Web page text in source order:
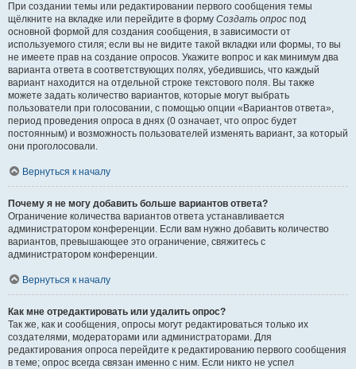
При создании темы или редактировании первого сообщения темы
щёлкните на вкладке или перейдите в форму Создать опрос под
основной формой для создания сообщения, в зависимости от
используемого стиля; если вы не видите такой вкладки или формы, то вы
не имеете прав на создание опросов. Укажите вопрос и как минимум два
варианта ответа в соответствующих полях, убедившись, что каждый
вариант находится на отдельной строке текстового поля. Вы также
можете задать количество вариантов, которые могут выбрать
пользователи при голосовании, с помощью опции «Вариантов ответа»,
период проведения опроса в днях (0 означает, что опрос будет
постоянным) и возможность пользователей изменять вариант, за который
они проголосовали.
Вернуться к началу
Почему я не могу добавить больше вариантов ответа?
Ограничение количества вариантов ответа устанавливается
администратором конференции. Если вам нужно добавить количество
вариантов, превышающее это ограничение, свяжитесь с
администратором конференции.
Вернуться к началу
Как мне отредактировать или удалить опрос?
Так же, как и сообщения, опросы могут редактироваться только их
создателями, модераторами или администраторами. Для
редактирования опроса перейдите к редактированию первого сообщения
в теме; опрос всегда связан именно с ним. Если никто не успел